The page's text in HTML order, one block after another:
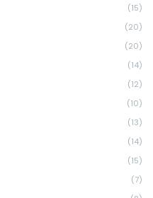
(15)
(20)
(20)
(14)
(12)
(10)
(13)
(14)
(15)
(7)